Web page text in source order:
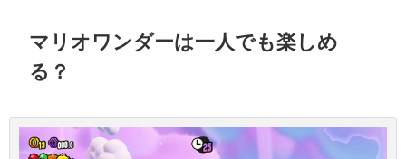
マリオワンダーは一人でも楽しめ
る？